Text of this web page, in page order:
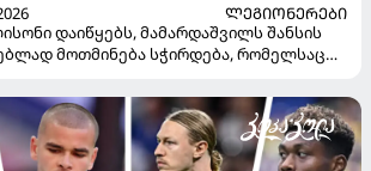
ᲚᲔᲒᲘᲝᲜᲔᲠᲔᲑᲘ
დაიწყებს, მამარდაშვილს შანსის
მოთმინება სჭირდება, რომელსაც